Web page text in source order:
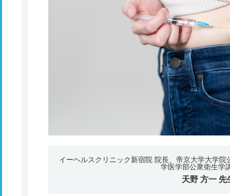
イーヘルスクリニック新宿院 院長、帝京大学大学
学医学部公衆衛生学
天野 方一 先